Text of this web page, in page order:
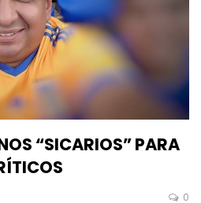
“SICARIOS” PARA
0